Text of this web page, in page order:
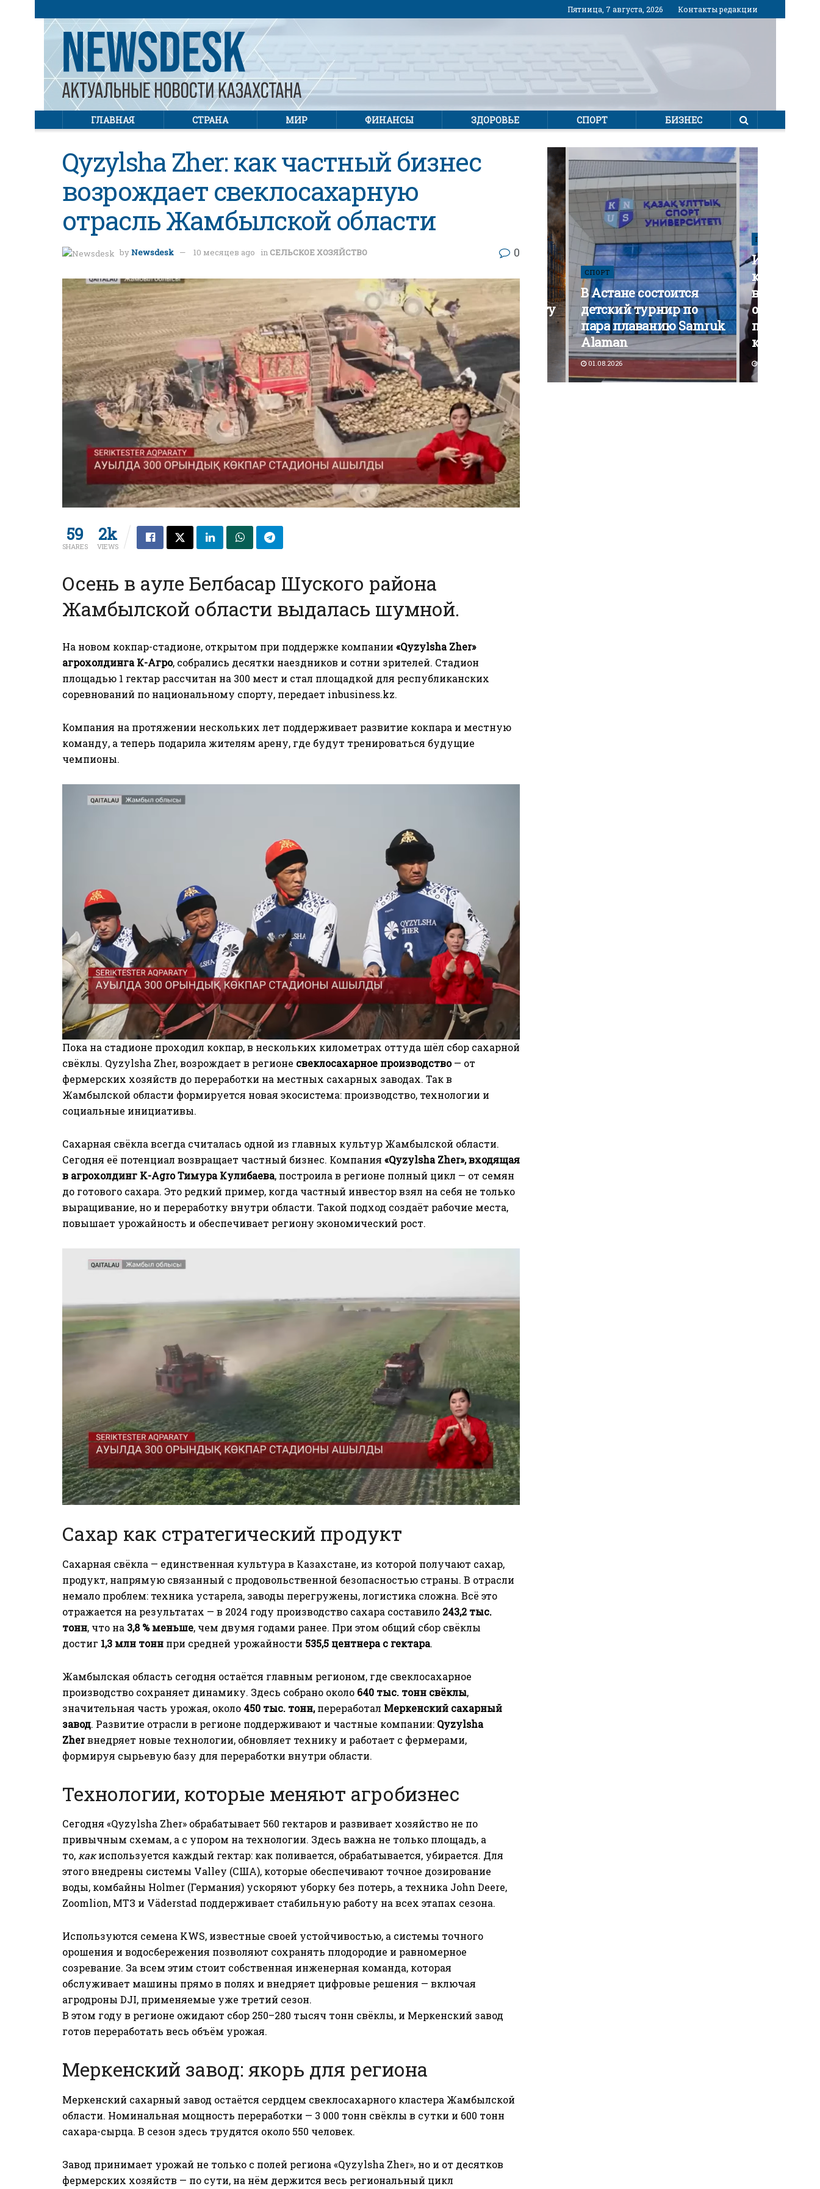
Пятница, 7 августа, 2026 Контакты редакции
ГЛАВНАЯ СТРАНА МИР ФИНАНСЫ ЗДОРОВЬЕ СПОРТ БИЗНЕС
Qyzylsha Zher: как частный бизнес
возрождает свеклосахарную
отрасль Жамбылской области
byNewsdesk 10 месяцев ago in СЕЛЬСКОЕ ХОЗЯЙСТВО 0
59
SHARES
2k
VIEWS
Осень в ауле Белбасар Шуского района
Жамбылской области выдалась шумной.
На новом кокпар-стадионе, открытом при поддержке компании «Qyzylsha Zher»
агрохолдинга К-Агро, собрались десятки наездников и сотни зрителей. Стадион
площадью 1 гектар рассчитан на 300 мест и стал площадкой для республиканских
соревнований по национальному спорту, передает inbusiness.kz.
Компания на протяжении нескольких лет поддерживает развитие кокпара и местную
команду, а теперь подарила жителям арену, где будут тренироваться будущие
чемпионы.
Пока на стадионе проходил кокпар, в нескольких километрах оттуда шёл сбор сахарной
свёклы. Qyzylsha Zher, возрождает в регионе свеклосахарное производство— от
фермерских хозяйств до переработки на местных сахарных заводах. Так в
Жамбылской области формируется новая экосистема: производство, технологии и
социальные инициативы.
Сахарная свёкла всегда считалась одной из главных культур Жамбылской области.
Сегодня её потенциал возвращает частный бизнес. Компания «Qyzylsha Zher», входящая
в агрохолдинг K-Agro Тимура Кулибаева, построила в регионе полный цикл — от семян
до готового сахара. Это редкий пример, когда частный инвестор взял на себя не только
выращивание, но и переработку внутри области. Такой подход создаёт рабочие места,
повышает урожайность и обеспечивает региону экономический рост.
Сахар как стратегический продукт
Сахарная свёкла — единственная культура в Казахстане, из которой получают сахар,
продукт, напрямую связанный с продовольственной безопасностью страны. В отрасли
немало проблем: техника устарела, заводы перегружены, логистика сложна. Всё это
отражается на результатах — в 2024 году производство сахара составило 243,2 тыс.
тонн, что на 3,8 % меньше, чем двумя годами ранее. При этом общий сбор свёклы
достиг 1,3 млн тонн при средней урожайности 535,5 центнера с гектара.
Жамбылская область сегодня остаётся главным регионом, где свеклосахарное
производство сохраняет динамику. Здесь собрано около 640 тыс. тонн свёклы,
значительная часть урожая, около 450 тыс. тонн,переработал Меркенский сахарный
завод. Развитие отрасли в регионе поддерживают и частные компании: Qyzylsha
Zherвнедряет новые технологии, обновляет технику и работает с фермерами,
формируя сырьевую базу для переработки внутри области.
Технологии, которые меняют агробизнес
Сегодня «Qyzylsha Zher» обрабатывает 560 гектаров и развивает хозяйство не по
привычным схемам, а с упором на технологии. Здесь важна не только площадь, а
то,какиспользуется каждый гектар: как поливается, обрабатывается, убирается. Для
этого внедрены системы Valley (США), которые обеспечивают точное дозирование
воды, комбайны Holmer (Германия) ускоряют уборку без потерь, а техника John Deere,
Zoomlion, МТЗ и Väderstad поддерживает стабильную работу на всех этапах сезона.
Используются семена KWS, известные своей устойчивостью, а системы точного
орошения и водосбережения позволяют сохранять плодородие и равномерное
созревание. За всем этим стоит собственная инженерная команда, которая
обслуживает машины прямо в полях и внедряет цифровые решения — включая
агродроны DJI, применяемые уже третий сезон.
В этом году в регионе ожидают сбор 250–280 тысяч тонн свёклы, и Меркенский завод
готов переработать весь объём урожая.
Меркенский завод: якорь для региона
Меркенский сахарный завод остаётся сердцем свеклосахарного кластера Жамбылской
области. Номинальная мощность переработки — 3 000 тонн свёклы в сутки и 600 тонн
сахара-сырца. В сезон здесь трудятся около 550 человек.
Завод принимает урожай не только с полей региона «Qyzylsha Zher», но и от десятков
фермерских хозяйств — по сути, на нём держится весь региональный цикл
БИЗНЕС
Wildberries начал охоту
за складами в
Казахстане
29.07.2026
СПОРТ
В Астане состоится
детский турнир по
пара плаванию Samruk
Alaman
01.08.2026
ПОЛИТИКА
кампания
вышла на
открытой
30.07.2026